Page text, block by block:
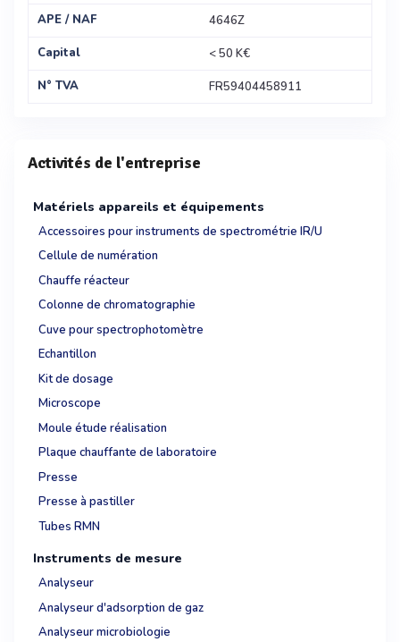
APE / NAF
4646Z
Capital
< 50 K€
N° TVA
FR59404458911
Activités de l'entreprise
Matériels appareils et équipements
Accessoires pour instruments de spectrométrie IR/U
Cellule de numération
Chauffe réacteur
Colonne de chromatographie
Cuve pour spectrophotomètre
Echantillon
Kit de dosage
Microscope
Moule étude réalisation
Plaque chauffante de laboratoire
Presse
Presse à pastiller
Tubes RMN
Instruments de mesure
Analyseur
Analyseur d'adsorption de gaz
Analyseur microbiologie